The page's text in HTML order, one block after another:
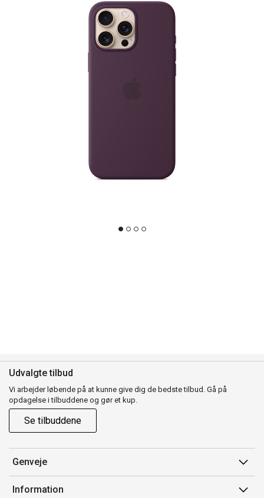
Udvalgte tilbud
Vi arbejder løbende på at kunne give dig de bedste tilbud. Gå på
opdagelse i tilbuddene og gør et kup.
Se tilbuddene
Genveje
Min side
Information